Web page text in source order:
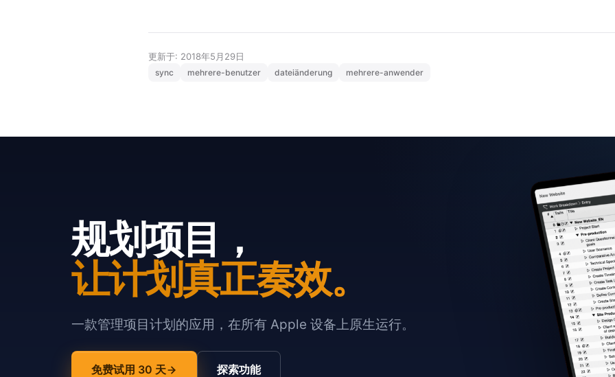
更新于: 2018年5月29日
sync mehrere-benutzer dateiänderung mehrere-anwender
规划项目，
让计划真正奏效。
一款管理项目计划的应用，在所有 Apple 设备上原生运行。
免费试用 30 天 探索功能